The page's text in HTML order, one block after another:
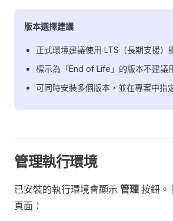
版本選擇建議
正式環境建議使用 LTS（長期支援）
標示為「End of Life」的版本不建議
可同時安裝多個版本，並在專案中指
管理執行環境
已安裝的執行環境會顯示 管理 按鈕。
頁面：